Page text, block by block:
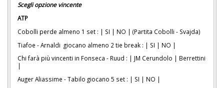
Scegli opzione vincente
ATP
Cobolli perde almeno 1 set : | SI | NO | (Partita Cobolli - Svajda)
Tiafoe - Arnaldi giocano almeno 2 tie break : | SI | NO |
Chi farà più vincenti in Fonseca - Ruud : | JM Cerundolo | Berrettini
|
Auger Aliassime - Tabilo giocano 5 set : | SI | NO |